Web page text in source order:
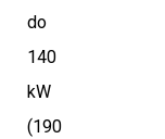
do
140
kW
(190